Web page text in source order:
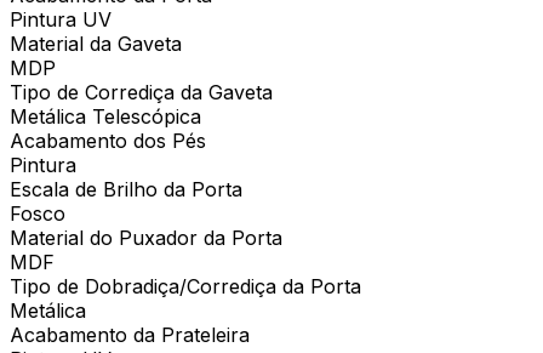
Pintura UV
Material da Gaveta
MDP
Tipo de Corrediça da Gaveta
Metálica Telescópica
Acabamento dos Pés
Pintura
Escala de Brilho da Porta
Fosco
Material do Puxador da Porta
MDF
Tipo de Dobradiça/Corrediça da Porta
Metálica
Acabamento da Prateleira